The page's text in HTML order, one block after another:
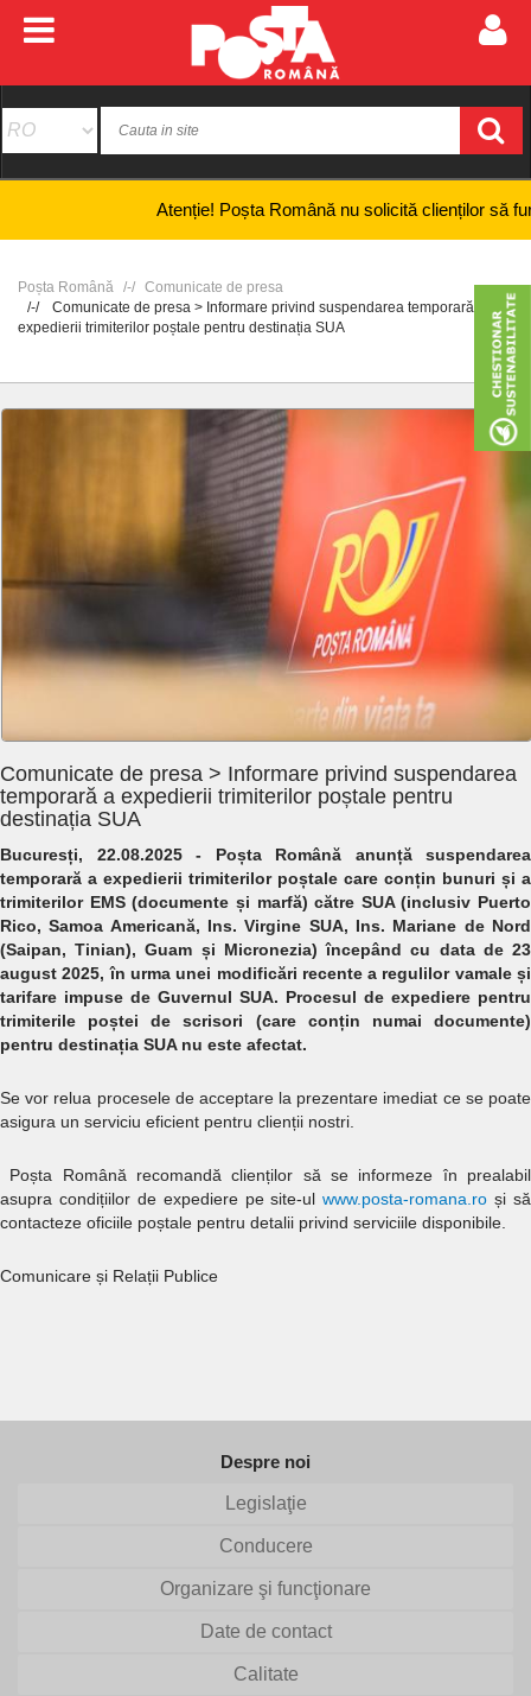
Atenție! Poșta Română nu solicită clienților să
Poșta Română
Comunicate de presa
Comunicate de presa > Informare privind suspendarea temporară a
expedierii trimiterilor poștale pentru destinația SUA
Comunicate de presa > Informare privind suspendarea
temporară a expedierii trimiterilor poștale pentru
destinația SUA
Bucuresți, 22.08.2025 - Poșta Română anunță suspendarea
temporară a expedierii trimiterilor poștale care conțin bunuri și a
trimiterilor EMS (documente și marfă) către SUA (inclusiv Puerto
Rico, Samoa Americană, Ins. Virgine SUA, Ins. Mariane de Nord
(Saipan, Tinian), Guam și Micronezia) începând cu data de 23
august 2025, în urma unei modificări recente a regulilor vamale și
tarifare impuse de Guvernul SUA. Procesul de expediere pentru
trimiterile poștei de scrisori (care conțin numai documente)
pentru destinația SUA nu este afectat.
Se vor relua procesele de acceptare la prezentare imediat ce se poate
asigura un serviciu eficient pentru clienții nostri.
Poșta Română recomandă clienților să se informeze în prealabil
asupra condițiilor de expediere pe site-ulwww.posta-romana.ro și să
contacteze oficiile poștale pentru detalii privind serviciile disponibile.
Comunicare și Relații Publice
Despre noi
Legislaţie
Conducere
Organizare şi funcţionare
Date de contact
Calitate